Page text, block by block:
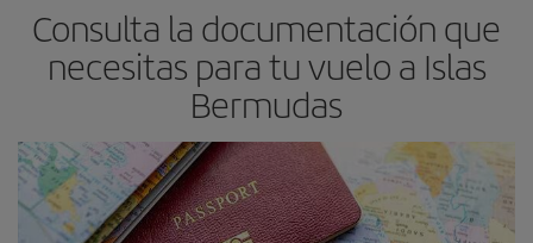
Consulta la documentación que
necesitas para tu vuelo a Islas
Bermudas